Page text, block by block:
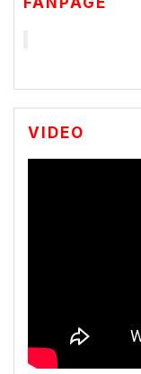
VIDEO